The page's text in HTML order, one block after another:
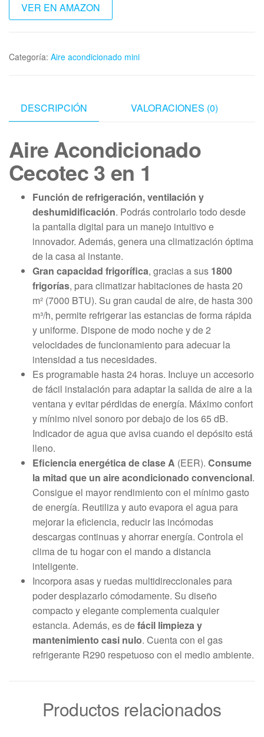
VER EN AMAZON
Categoría: Aire acondicionado mini
DESCRIPCIÓN VALORACIONES (0)
Aire Acondicionado
Cecotec 3 en 1
Función de refrigeración, ventilación y
deshumidificación. Podrás controlarlo todo desde
la pantalla digital para un manejo intuitivo e
innovador. Además, genera una climatización óptima
de la casa al instante.
Gran capacidad frigorífica, gracias a sus 1800
frigorías, para climatizar habitaciones de hasta 20
m² (7000 BTU). Su gran caudal de aire, de hasta 300
m³/h, permite refrigerar las estancias de forma rápida
y uniforme. Dispone de modo noche y de 2
velocidades de funcionamiento para adecuar la
intensidad a tus necesidades.
Es programable hasta 24 horas. Incluye un accesorio
de fácil instalación para adaptar la salida de aire a la
ventana y evitar pérdidas de energía. Máximo confort
y mínimo nivel sonoro por debajo de los 65 dB.
Indicador de agua que avisa cuando el depósito está
lleno.
Eficiencia energética de clase A (EER). Consume
la mitad que un aire acondicionado convencional.
Consigue el mayor rendimiento con el mínimo gasto
de energía. Reutiliza y auto evapora el agua para
mejorar la eficiencia, reducir las incómodas
descargas continuas y ahorrar energía. Controla el
clima de tu hogar con el mando a distancia
inteligente.
Incorpora asas y ruedas multidireccionales para
poder desplazarlo cómodamente. Su diseño
compacto y elegante complementa cualquier
estancia. Además, es defácil limpieza y
mantenimiento casi nulo. Cuenta con el gas
refrigerante R290 respetuoso con el medio ambiente.
Productos relacionados